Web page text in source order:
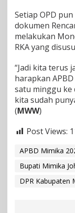
Setiap OPD
dokumen
melakukan
RKA yang
“Jadi kita terus
harapkan
satu minggu ke
kita sudah
(MWW)
Post Views:
APBD Mimika
Bupati Mimika
DPR Kabupaten